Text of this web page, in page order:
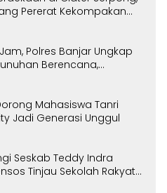
Pererat Kekompakan
Polres Banjar Ungkap
Berencana,
di Bandung
Mahasiswa Tanri
Jadi Generasi Unggul
Seskab Teddy Indra
Tinjau Sekolah Rakyat